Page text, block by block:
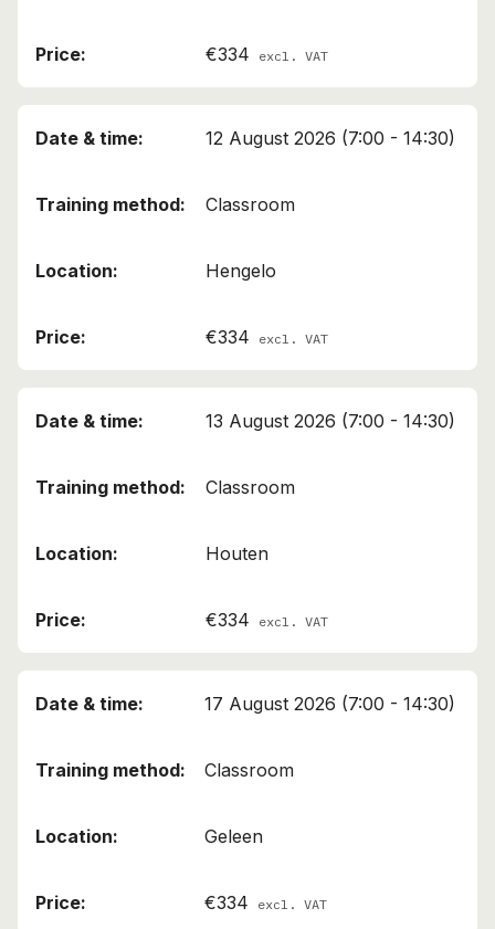
€334 excl. VAT
12 August 2026 (7:00 - 14:30)
Classroom
Hengelo
€334 excl. VAT
13 August 2026 (7:00 - 14:30)
Classroom
Houten
€334 excl. VAT
17 August 2026 (7:00 - 14:30)
Classroom
Geleen
€334 excl. VAT